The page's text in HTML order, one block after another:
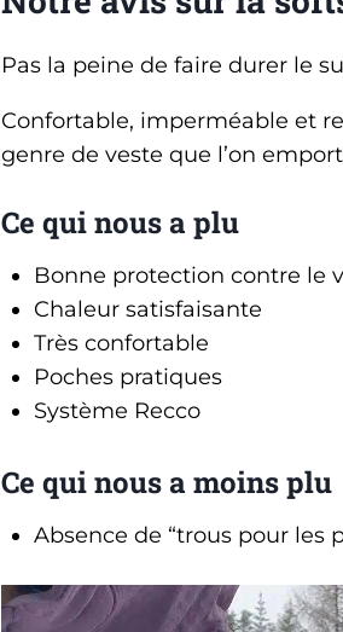
Pas la peine de faire durer le
Confortable, imperméable et
genre de veste que l’on
Ce qui nous a plu
Bonne protection contre le
Chaleur satisfaisante
Très confortable
Poches pratiques
Système Recco
Ce qui nous a moins plu
Absence de “trous pour les